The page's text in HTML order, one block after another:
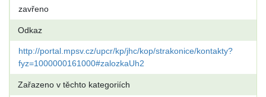
zavřeno
Odkaz
http://portal.mpsv.cz/upcr/kp/jhc/kop/strakonice/kontakty?
fyz=1000000161000#zalozkaUh2
Zařazeno v těchto kategoriích